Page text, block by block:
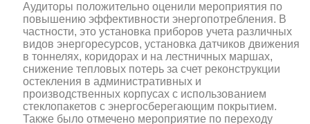
Аудиторы положительно оценили мероприятия по
повышению эффективности энергопотребления. В
частности, это установка приборов учета различных
видов энергоресурсов, установка датчиков движения
в тоннелях, коридорах и на лестничных маршах,
снижение тепловых потерь за счет реконструкции
остекления в административных и
производственных корпусах с использованием
стеклопакетов с энергосберегающим покрытием.
Также было отмечено мероприятие по переходу